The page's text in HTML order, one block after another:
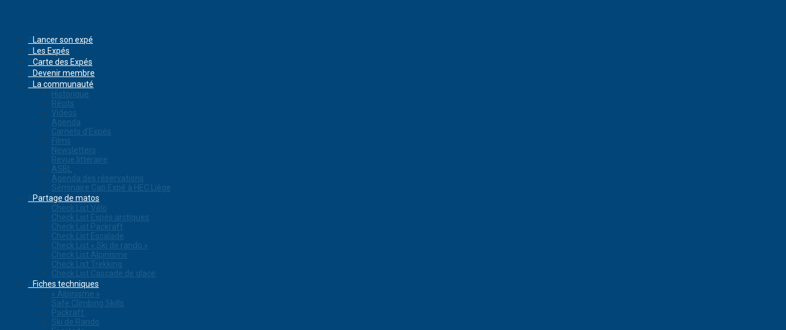
Lancer son expé
Les Expés
Carte des Expés
Devenir membre
La communauté
Historique
Récits
Videos
Agenda
Carnets d’Expés
Films
Newsletters
Revue littéraire
ASBL
Agenda des réservations
Séminaire Cap Expé à HEC Liège
Partage de matos
Check List Vélo
Check List Expés arctiques
Check List Packraft
Check List Escalade
Check List « Ski de rando »
Check List Alpinisme
Check List Trekking
Check List Cascade de glace
Fiches techniques
« Alpinisme »
Safe Climbing Skills
Packraft
Ski de Rando